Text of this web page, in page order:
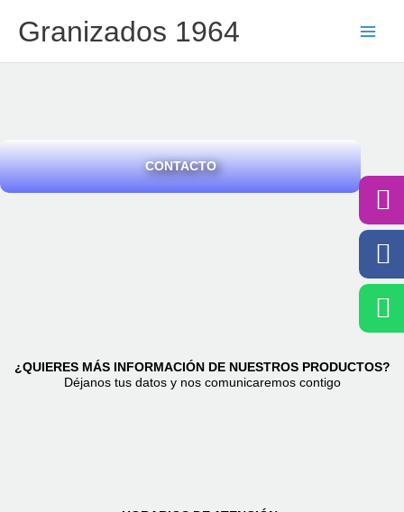
Granizados 1964
CONTACTO
¿QUIERES MÁS INFORMACIÓN DE NUESTROS PRODUCTOS?
Déjanos tus datos y nos comunicaremos contigo